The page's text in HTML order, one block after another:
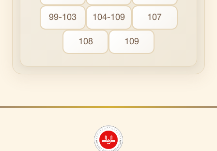
99-103 104-109 107
108 109